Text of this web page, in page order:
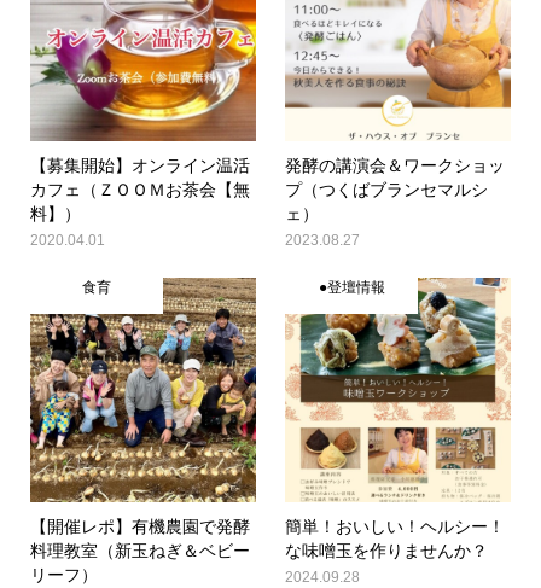
【募集開始】オンライン温活
カフェ（ＺＯＯＭお茶会【無
料】）
2020.04.01
発酵の講演会＆ワークショッ
プ（つくばブランセマルシ
ェ）
2023.08.27
食育
【開催レポ】有機農園で発酵
料理教室（新玉ねぎ＆ベビー
リーフ）
●登壇情報
簡単！おいしい！ヘルシー！
な味噌玉を作りませんか？
2024.09.28